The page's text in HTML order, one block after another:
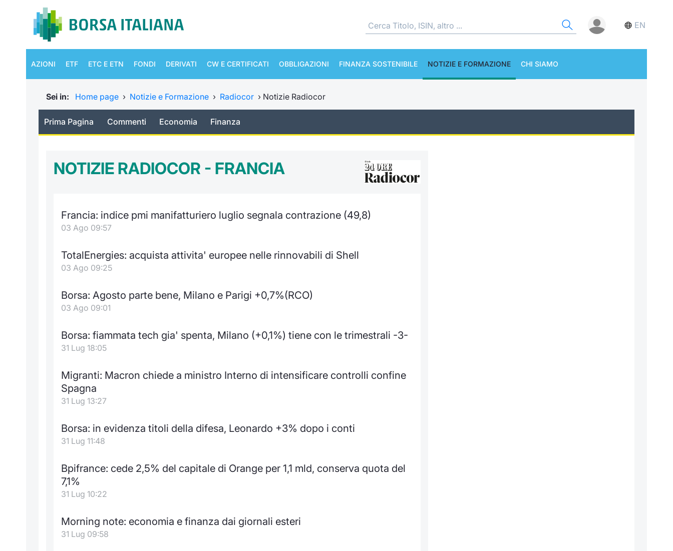
EN
AZIONI ETF ETC E ETN FONDI DERIVATI CW E CERTIFICATI OBBLIGAZIONI FINANZA SOSTENIBILE NOTIZIE E FORMAZIONE CHI SIAMO
Sei in: Home page › Notizie e Formazione › Radiocor › Notizie Radiocor
Prima Pagina Commenti Economia Finanza
NOTIZIE RADIOCOR - FRANCIA
Francia: indice pmi manifatturiero luglio segnala contrazione (49,8)
03 Ago 09:57
TotalEnergies: acquista attivita' europee nelle rinnovabili di Shell
03 Ago 09:25
Borsa: Agosto parte bene, Milano e Parigi +0,7%(RCO)
03 Ago 09:01
Borsa: fiammata tech gia' spenta, Milano (+0,1%) tiene con le trimestrali -3-
31 Lug 18:05
Migranti: Macron chiede a ministro Interno di intensificare controlli confine
Spagna
31 Lug 13:27
Borsa: in evidenza titoli della difesa, Leonardo +3% dopo i conti
31 Lug 11:48
Bpifrance: cede 2,5% del capitale di Orange per 1,1 mld, conserva quota del
7,1%
31 Lug 10:22
Morning note: economia e finanza dai giornali esteri
31 Lug 09:58